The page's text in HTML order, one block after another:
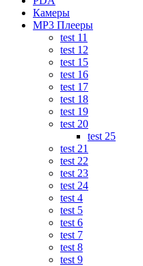
Камеры
MP3 Плееры
test 11
test 12
test 15
test 16
test 17
test 18
test 19
test 20
test 25
test 21
test 22
test 23
test 24
test 4
test 5
test 6
test 7
test 8
test 9